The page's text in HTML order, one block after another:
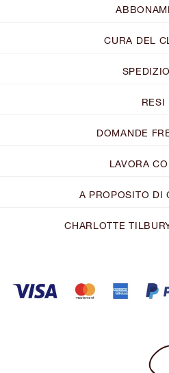
CURA DEL
RESI
DOMANDE
LAVORA
A PROPOSITO DI
CHARLOTTE